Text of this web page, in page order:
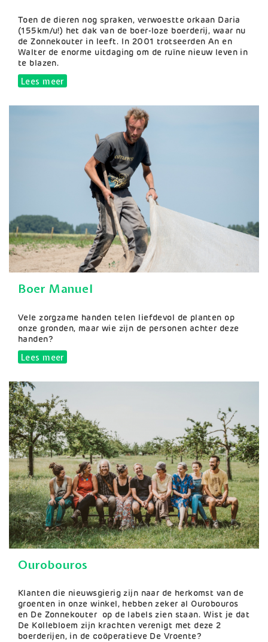
Samenvatting
Toen de dieren nog spraken, verwoestte orkaan Daria
(155km/u!) het dak van de boer-loze boerderij, waar nu
de Zonnekouter in leeft. In 2001 trotseerden An en
Walter de enorme uitdaging om de ruïne nieuw leven in
te blazen.
Lees meerover De Zonnekouter
Boer Manuel
Samenvatting
Vele zorgzame handen telen liefdevol de planten op
onze gronden, maar wie zijn de personen achter deze
handen?
Lees meerover Boer Manuel
Ourobouros
Samenvatting
Klanten die nieuwsgierig zijn naar de herkomst van de
groenten in onze winkel, hebben zeker al Ourobouros
en De Zonnekouter op de labels zien staan. Wist je dat
De Kollebloem zijn krachten verenigt met deze 2
boerderijen, in de coöperatieve De Vroente?